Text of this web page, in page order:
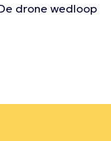
drone wedloop